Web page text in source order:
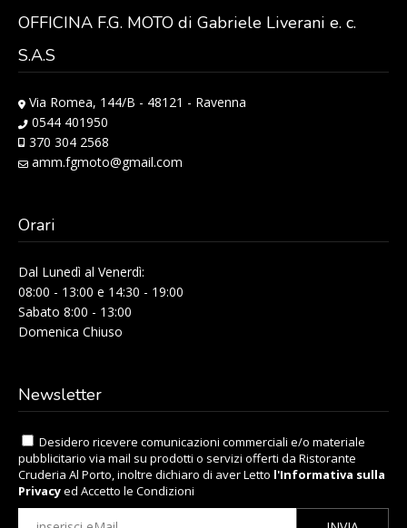
OFFICINA F.G. MOTO di Gabriele Liverani e. c.
S.A.S
Via Romea, 144/B - 48121 - Ravenna
0544 401950
370 304 2568
amm.fgmoto@gmail.com
Orari
Dal Lunedì al Venerdì:
08:00 - 13:00 e 14:30 - 19:00
Sabato 8:00 - 13:00
Domenica Chiuso
Newsletter
Desidero ricevere comunicazioni commerciali e/o materiale
pubblicitario via mail su prodotti o servizi offerti da Ristorante
Cruderia Al Porto, inoltre dichiaro di aver Letto l'Informativa sulla
Privacyed Accetto le Condizioni